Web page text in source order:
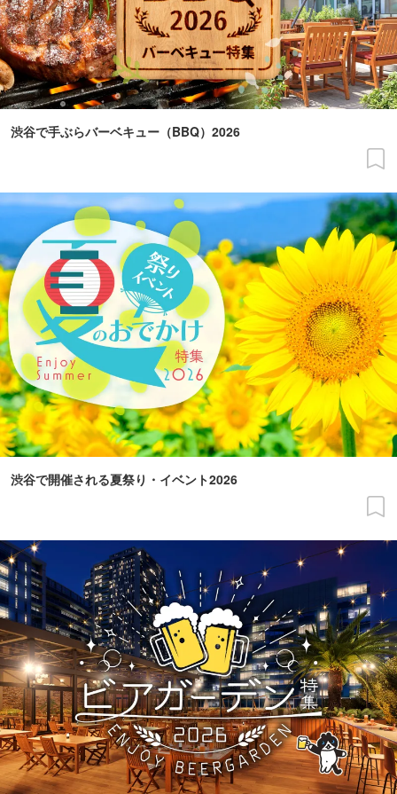
渋谷で手ぶらバーベキュー（BBQ）2026
渋谷で開催される夏祭り・イベント2026